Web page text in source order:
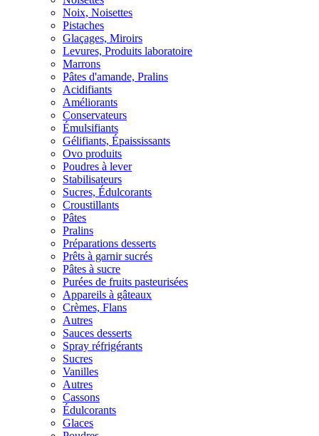
Noix, Noisettes
Pistaches
Glaçages, Miroirs
Levures, Produits laboratoire
Marrons
Pâtes d'amande, Pralins
Acidifiants
Améliorants
Conservateurs
Émulsifiants
Gélifiants, Épaississants
Ovo produits
Poudres à lever
Stabilisateurs
Sucres, Édulcorants
Croustillants
Pâtes
Pralins
Préparations desserts
Prêts à garnir sucrés
Pâtes à sucre
Purées de fruits pasteurisées
Appareils à gâteaux
Crèmes, Flans
Autres
Sauces desserts
Spray réfrigérants
Sucres
Vanilles
Autres
Cassons
Édulcorants
Glaces